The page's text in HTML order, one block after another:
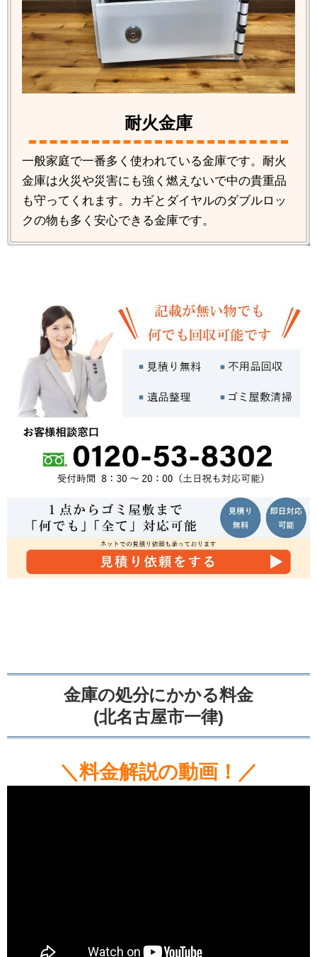
耐火金庫
一般家庭で一番多く使われている金庫です。耐火
金庫は火災や災害にも強く燃えないで中の貴重品
も守ってくれます。カギとダイヤルのダブルロッ
クの物も多く安心できる金庫です。
金庫の処分にかかる料金
(北名古屋市一律)
＼料金解説の動画！／